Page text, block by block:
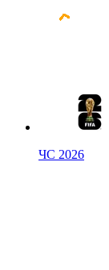
ЧС 2026